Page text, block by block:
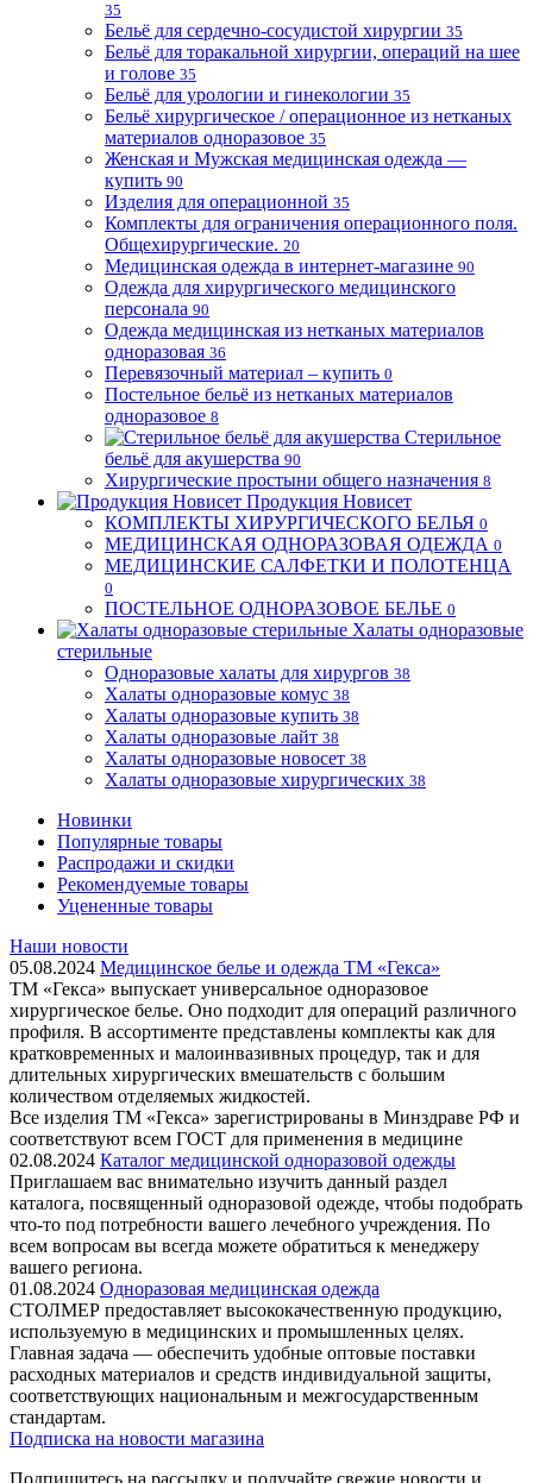
35
Бельё для сердечно-сосудистой хирургии 35
Бельё для торакальной хирургии, операций на шее
и голове 35
Бельё для урологии и гинекологии 35
Бельё хирургическое / операционное из нетканых
материалов одноразовое 35
Женская и Мужская медицинская одежда —
купить 90
Изделия для операционной 35
Комплекты для ограничения операционного поля.
Общехирургические. 20
Медицинская одежда в интернет-магазине 90
Одежда для хирургического медицинского
персонала 90
Одежда медицинская из нетканых материалов
одноразовая 36
Перевязочный материал – купить 0
Постельное бельё из нетканых материалов
одноразовое 8
Стерильное
бельё для акушерства 90
Хирургические простыни общего назначения 8
Продукция Новисет
КОМПЛЕКТЫ ХИРУРГИЧЕСКОГО БЕЛЬЯ 0
МЕДИЦИНСКАЯ ОДНОРАЗОВАЯ ОДЕЖДА 0
МЕДИЦИНСКИЕ САЛФЕТКИ И ПОЛОТЕНЦА
0
ПОСТЕЛЬНОЕ ОДНОРАЗОВОЕ БЕЛЬЕ 0
Халаты одноразовые
стерильные
Одноразовые халаты для хирургов 38
Халаты одноразовые комус 38
Халаты одноразовые купить 38
Халаты одноразовые лайт 38
Халаты одноразовые новосет 38
Халаты одноразовые хирургических 38
Новинки
Популярные товары
Распродажи и скидки
Рекомендуемые товары
Уцененные товары
Наши новости
05.08.2024 Медицинское белье и одежда ТМ «Гекса»
ТМ «Гекса» выпускает универсальное одноразовое
хирургическое белье. Оно подходит для операций различного
профиля. В ассортименте представлены комплекты как для
кратковременных и малоинвазивных процедур, так и для
длительных хирургических вмешательств с большим
количеством отделяемых жидкостей.
Все изделия ТМ «Гекса» зарегистрированы в Минздраве РФ и
соответствуют всем ГОСТ для применения в медицине
02.08.2024 Каталог медицинской одноразовой одежды
Приглашаем вас внимательно изучить данный раздел
каталога, посвященный одноразовой одежде, чтобы подобрать
что-то под потребности вашего лечебного учреждения. По
всем вопросам вы всегда можете обратиться к менеджеру
вашего региона.
01.08.2024 Одноразовая медицинская одежда
СТОЛМЕР предоставляет высококачественную продукцию,
используемую в медицинских и промышленных целях.
Главная задача — обеспечить удобные оптовые поставки
расходных материалов и средств индивидуальной защиты,
соответствующих национальным и межгосударственным
стандартам.
Подписка на новости магазина
Подпишитесь на рассылку и получайте свежие новости и